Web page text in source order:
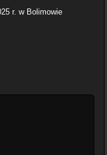
r. w Bolimowie